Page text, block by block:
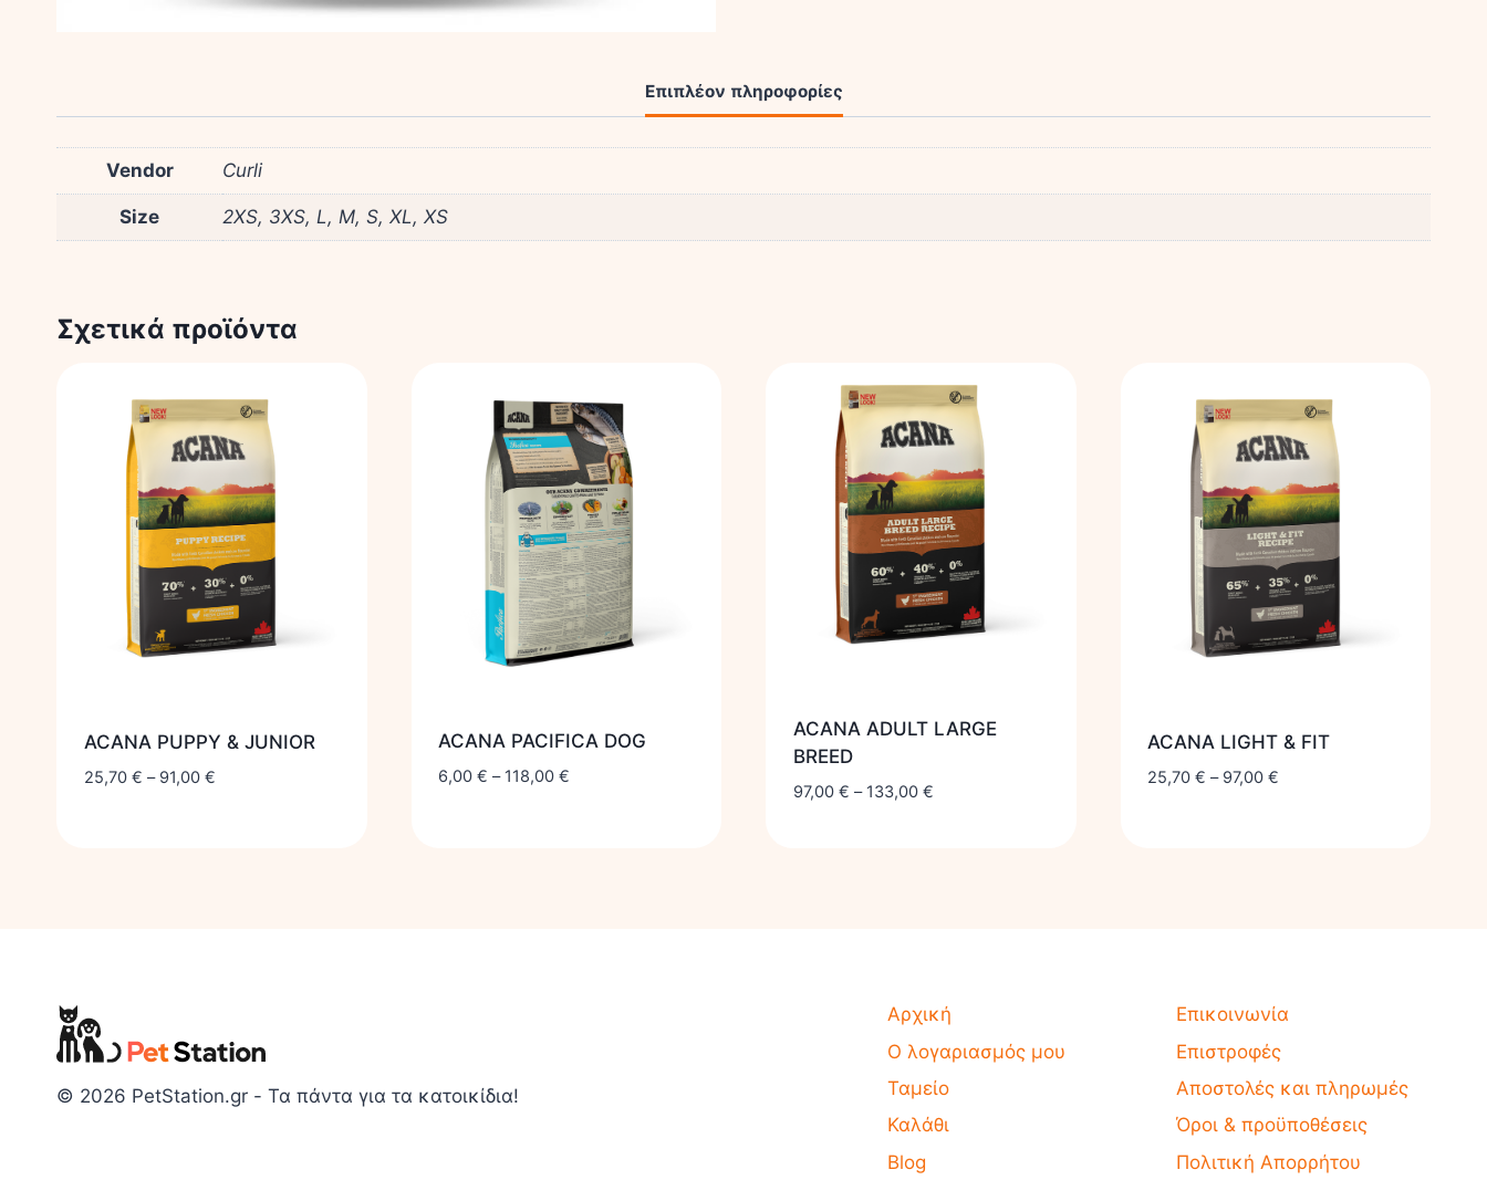
Επιπλέον πληροφορίες
Vendor Curli
Size 2XS, 3XS, L, M, S, XL, XS
Σχετικά προϊόντα
ACANA PUPPY & JUNIOR
25,70 € – 91,00 €
ACANA PACIFICA DOG
6,00 € – 118,00 €
ACANA ADULT LARGE
BREED
97,00 € – 133,00 €
ACANA LIGHT & FIT
25,70 € – 97,00 €
© 2026 PetStation.gr - Τα πάντα για τα κατοικίδια!
Αρχική
Ο λογαριασμός μου
Ταμείο
Καλάθι
Blog
Επικοινωνία
Επιστροφές
Αποστολές και πληρωμές
Όροι & προϋποθέσεις
Πολιτική Απορρήτου